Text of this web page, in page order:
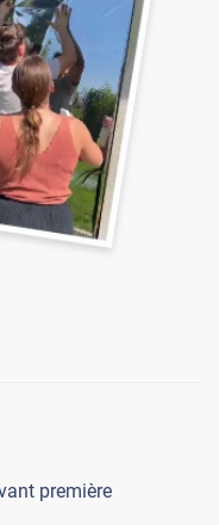
première